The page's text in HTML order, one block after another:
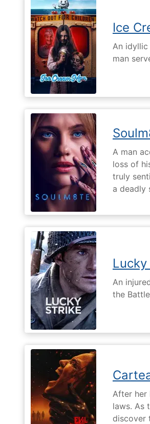
Ice
An idyllic
man
A man
loss of
truly
a deadly
An
the
After her
laws. As
discover